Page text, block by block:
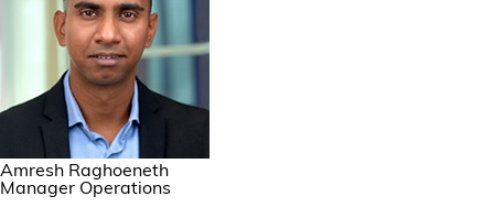
Amresh Raghoeneth
Manager Operations